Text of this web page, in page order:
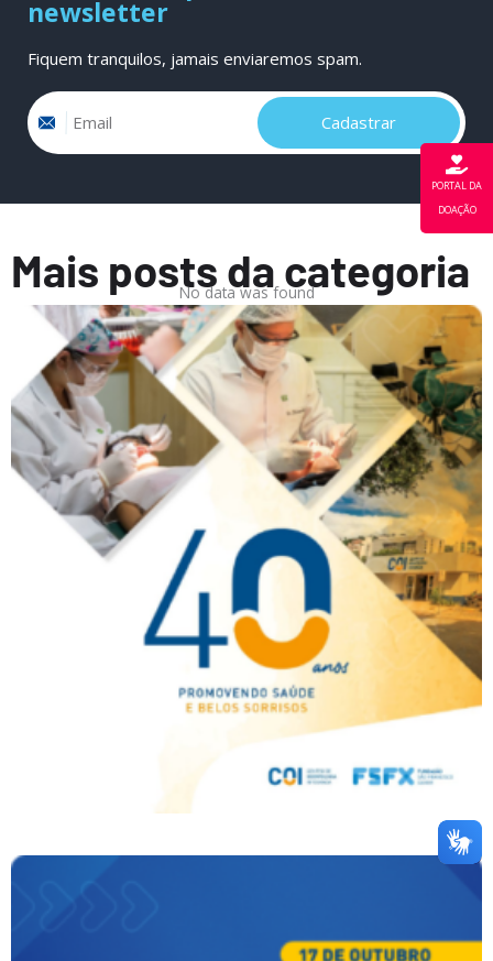
PORTAL DA
DOAÇÃO
newsletter
Fiquem tranquilos, jamais enviaremos spam.
Email
Cadastrar
Mais posts da categoria
No data was found